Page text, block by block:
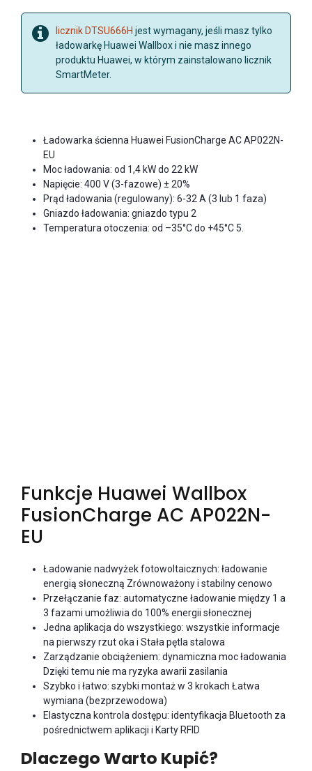
licznik DTSU666H jest wymagany, jeśli masz tylko
ładowarkę Huawei Wallbox i nie masz innego
produktu Huawei, w którym zainstalowano licznik
SmartMeter.
Ładowarka ścienna Huawei FusionCharge AC AP022N-
EU
Moc ładowania: od 1,4 kW do 22 kW
Napięcie: 400 V (3-fazowe) ± 20%
Prąd ładowania (regulowany): 6-32 A (3 lub 1 faza)
Gniazdo ładowania: gniazdo typu 2
Temperatura otoczenia: od –35°C do +45°C 5.
Funkcje Huawei Wallbox
FusionCharge AC AP022N-
EU
Ładowanie nadwyżek fotowoltaicznych: ładowanie
energią słoneczną Zrównoważony i stabilny cenowo
Przełączanie faz: automatyczne ładowanie między 1 a
3 fazami umożliwia do 100% energii słonecznej
Jedna aplikacja do wszystkiego: wszystkie informacje
na pierwszy rzut oka i Stała pętla stalowa
Zarządzanie obciążeniem: dynamiczna moc ładowania
Dzięki temu nie ma ryzyka awarii zasilania
Szybko i łatwo: szybki montaż w 3 krokach Łatwa
wymiana (bezprzewodowa)
Elastyczna kontrola dostępu: identyfikacja Bluetooth za
pośrednictwem aplikacji i Karty RFID
Dlaczego Warto Kupić?